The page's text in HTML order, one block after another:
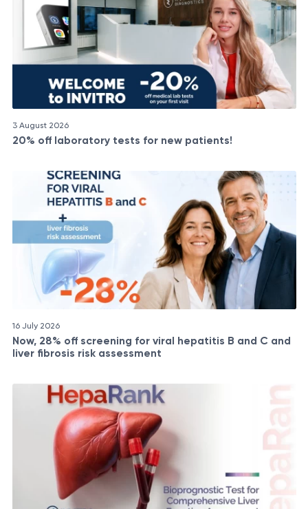
3 August 2026
20% off laboratory tests for new patients!
16 July 2026
Now, 28% off screening for viral hepatitis B and C and
liver fibrosis risk assessment